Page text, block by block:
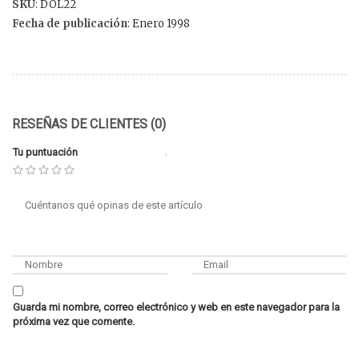
SKU: DOL22
Fecha de publicación: Enero 1998
RESEÑAS DE CLIENTES (0)
Tu puntuación
Guarda mi nombre, correo electrónico y web en este navegador para la
próxima vez que comente.